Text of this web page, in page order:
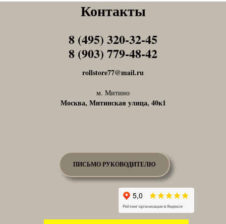
Контакты
rollstore77@mail.ru
м. Митино
Москва, Митинская улица, 40к1
8 (495) 320-32-45
8 (903) 779-48-42
Tel1
Tel1
ПИСЬМО РУКОВОДИТЕЛЮ